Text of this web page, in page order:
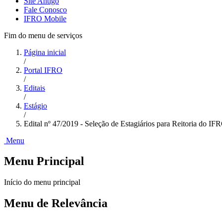
Fale Conosco
IFRO Mobile
Fim do menu de serviços
Página inicial
/
Portal IFRO
/
Editais
/
Estágio
/
Edital nº 47/2019 - Seleção de Estagiários para Reitoria do
Menu
Menu Principal
Início do menu principal
Menu de Relevância